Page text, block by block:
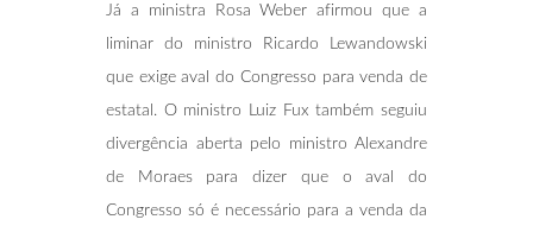
Já a ministra Rosa Weber afirmou que a
liminar do ministro Ricardo Lewandowski
que exige aval do Congresso para venda de
estatal. O ministro Luiz Fux também seguiu
divergência aberta pelo ministro Alexandre
de Moraes para dizer que o aval do
Congresso só é necessário para a venda da